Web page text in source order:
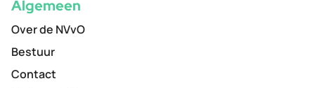
Algemeen
Over de NVvO
Bestuur
Contact